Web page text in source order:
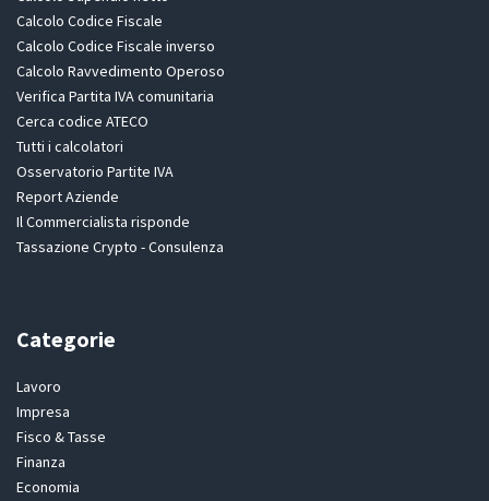
Calcolo Codice Fiscale
Calcolo Codice Fiscale inverso
Calcolo Ravvedimento Operoso
Verifica Partita IVA comunitaria
Cerca codice ATECO
Tutti i calcolatori
Osservatorio Partite IVA
Report Aziende
Il Commercialista risponde
Tassazione Crypto - Consulenza
Categorie
Lavoro
Impresa
Fisco & Tasse
Finanza
Economia